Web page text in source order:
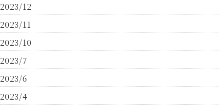
2023/12
2023/11
2023/10
2023/7
2023/6
2023/4